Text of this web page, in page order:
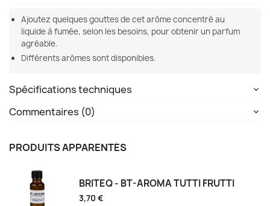
Ajoutez quelques gouttes de cet arôme concentré au
liquide à fumée, selon les besoins, pour obtenir un parfum
agréable.
Différents arômes sont disponibles.
Spécifications techniques
Commentaires (0)
PRODUITS APPARENTÉS
BRITEQ - BT-AROMA TUTTI FRUTTI
3,70 €